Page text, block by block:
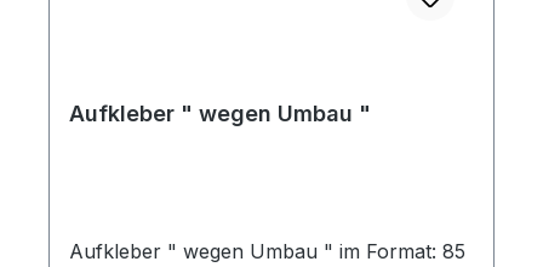
Aufkleber " wegen Umbau "
Aufkleber " wegen Umbau " im Format: 85